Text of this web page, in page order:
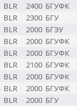
BLR 2400 БГУФК
BLR 2300 БГУ
BLR 2000 БГЭУ
BLR 2000 БГУФК
BLR 2000 БГУФК
BLR 2100 БГУФК
BLR 2000 БГУФК
BLR 2000 БГУФК
BLR 2000 БГУ